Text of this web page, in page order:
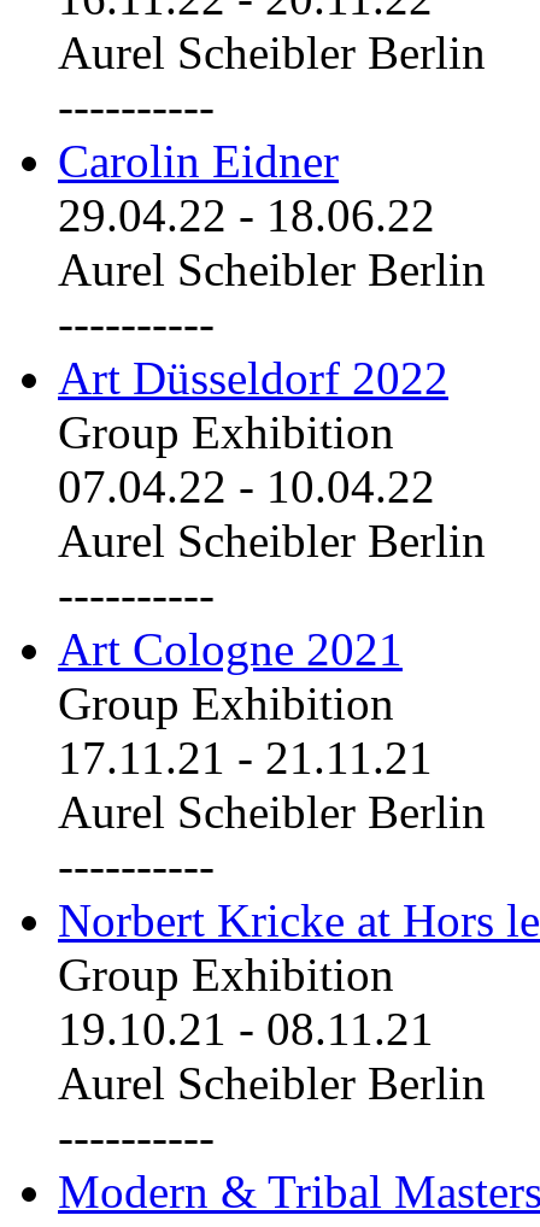
Aurel Scheibler Berlin
----------
Carolin Eidner
29.04.22 - 18.06.22
Aurel Scheibler Berlin
----------
Art Düsseldorf 2022
Group Exhibition
07.04.22 - 10.04.22
Aurel Scheibler Berlin
----------
Art Cologne 2021
Group Exhibition
17.11.21 - 21.11.21
Aurel Scheibler Berlin
----------
Norbert Kricke at Hors
Group Exhibition
19.10.21 - 08.11.21
Aurel Scheibler Berlin
----------
Modern & Tribal